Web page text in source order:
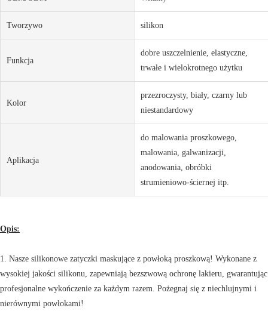
Tworzywo silikon
Funkcja
dobre uszczelnienie, elastyczne,
trwałe i wielokrotnego użytku
Kolor
przezroczysty, biały, czarny lub
niestandardowy
Aplikacja
do malowania proszkowego,
malowania, galwanizacji,
anodowania, obróbki
strumieniowo-ściernej itp.
Opis:
1. Nasze silikonowe zatyczki maskujące z powłoką proszkową! Wykonane z
wysokiej jakości silikonu, zapewniają bezszwową ochronę lakieru, gwarantując
profesjonalne wykończenie za każdym razem. Pożegnaj się z niechlujnymi i
nierównymi powłokami!